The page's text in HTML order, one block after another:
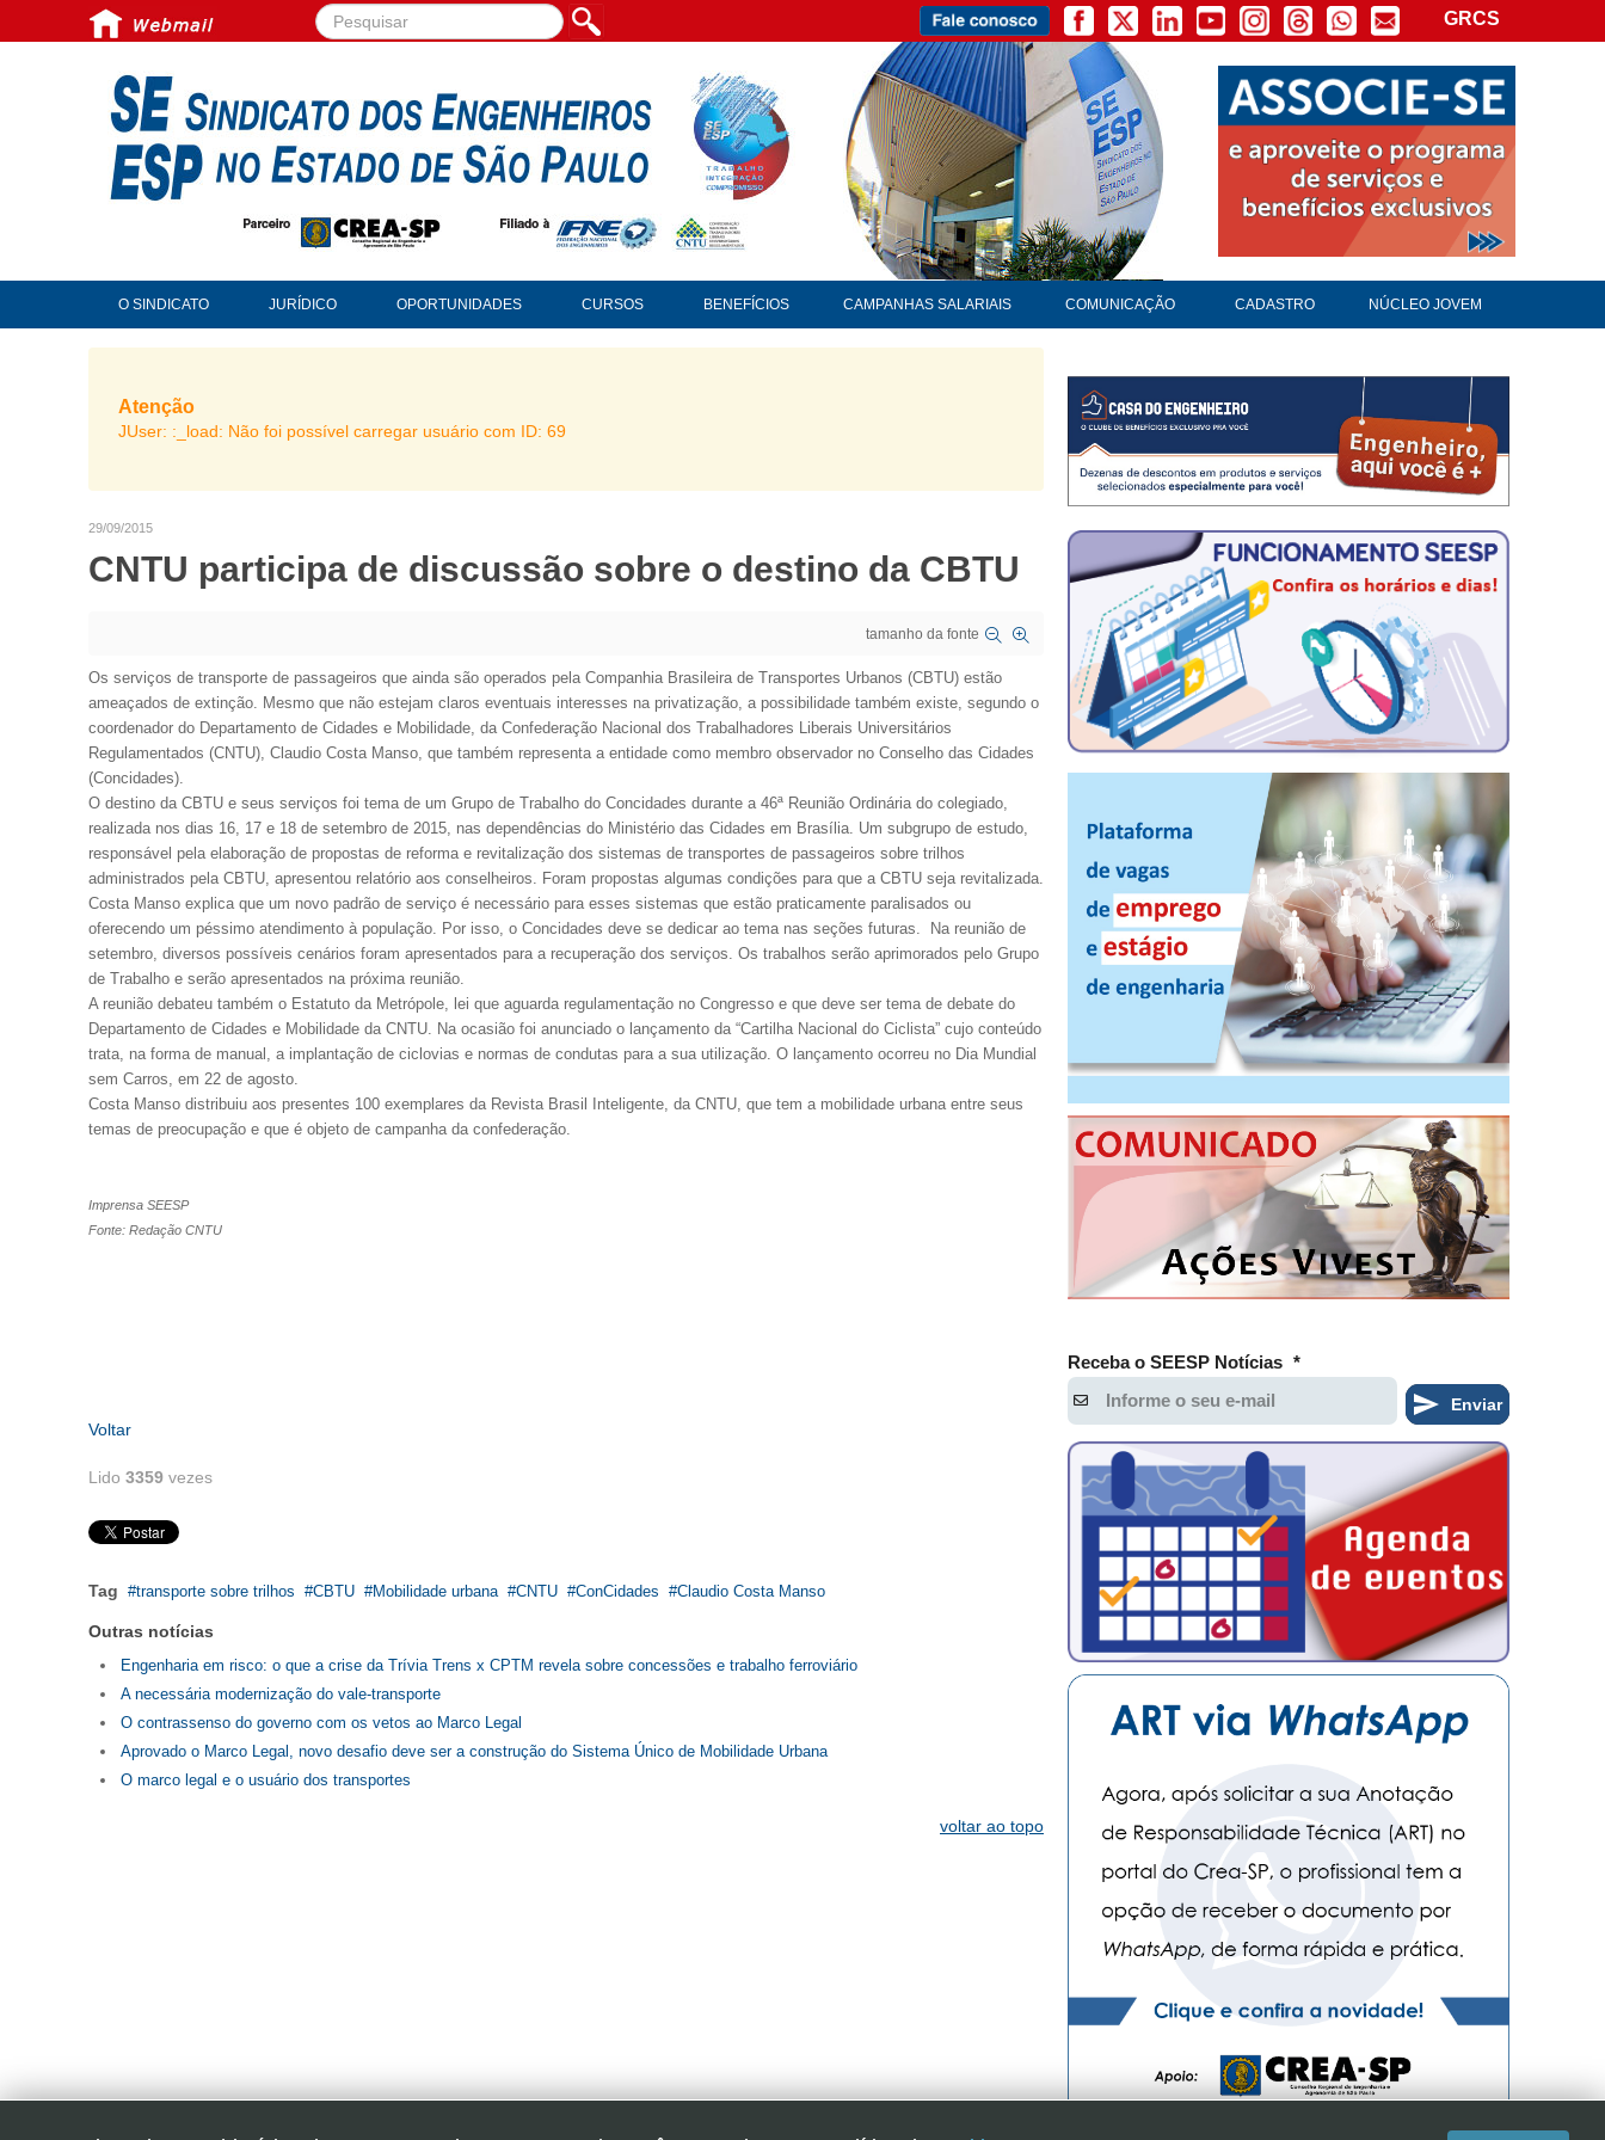
Pesquisar... GRCS
O SINDICATO JURÍDICO OPORTUNIDADES CURSOS BENEFÍCIOS CAMPANHAS SALARIAIS COMUNICAÇÃO CADASTRO NÚCLEO JOVEM
Atenção
JUser: :_load: Não foi possível carregar usuário com ID: 69
29/09/2015
CNTU participa de discussão sobre o destino da CBTU
tamanho da fonte
Os serviços de transporte de passageiros que ainda são operados pela Companhia Brasileira de Transportes Urbanos (CBTU) estão
ameaçados de extinção. Mesmo que não estejam claros eventuais interesses na privatização, a possibilidade também existe, segundo o
coordenador do Departamento de Cidades e Mobilidade, da Confederação Nacional dos Trabalhadores Liberais Universitários
Regulamentados (CNTU), Claudio Costa Manso, que também representa a entidade como membro observador no Conselho das Cidades
(Concidades).
O destino da CBTU e seus serviços foi tema de um Grupo de Trabalho do Concidades durante a 46ª Reunião Ordinária do colegiado,
realizada nos dias 16, 17 e 18 de setembro de 2015, nas dependências do Ministério das Cidades em Brasília. Um subgrupo de estudo,
responsável pela elaboração de propostas de reforma e revitalização dos sistemas de transportes de passageiros sobre trilhos
administrados pela CBTU, apresentou relatório aos conselheiros. Foram propostas algumas condições para que a CBTU seja revitalizada.
Costa Manso explica que um novo padrão de serviço é necessário para esses sistemas que estão praticamente paralisados ou
oferecendo um péssimo atendimento à população. Por isso, o Concidades deve se dedicar ao tema nas seções futuras. Na reunião de
setembro, diversos possíveis cenários foram apresentados para a recuperação dos serviços. Os trabalhos serão aprimorados pelo Grupo
de Trabalho e serão apresentados na próxima reunião.
A reunião debateu também o Estatuto da Metrópole, lei que aguarda regulamentação no Congresso e que deve ser tema de debate do
Departamento de Cidades e Mobilidade da CNTU. Na ocasião foi anunciado o lançamento da “Cartilha Nacional do Ciclista” cujo conteúdo
trata, na forma de manual, a implantação de ciclovias e normas de condutas para a sua utilização. O lançamento ocorreu no Dia Mundial
sem Carros, em 22 de agosto.
Costa Manso distribuiu aos presentes 100 exemplares da Revista Brasil Inteligente, da CNTU, que tem a mobilidade urbana entre seus
temas de preocupação e que é objeto de campanha da confederação.
Imprensa SEESP
Fonte: Redação CNTU
Voltar
Lido 3359 vezes
Tag transporte sobre trilhos CBTU Mobilidade urbana CNTU ConCidades Claudio Costa Manso
Outras notícias
Engenharia em risco: o que a crise da Trívia Trens x CPTM revela sobre concessões e trabalho ferroviário
A necessária modernização do vale-transporte
O contrassenso do governo com os vetos ao Marco Legal
Aprovado o Marco Legal, novo desafio deve ser a construção do Sistema Único de Mobilidade Urbana
O marco legal e o usuário dos transportes
voltar ao topo
Receba o SEESP Notícias *
Enviar